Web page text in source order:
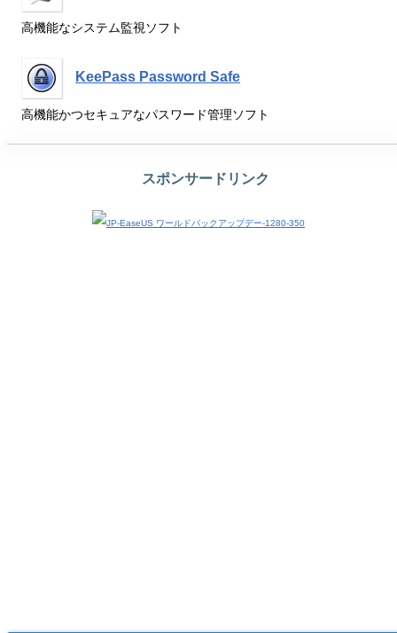
高機能なシステム監視ソフト
KeePass Password Safe
高機能かつセキュアなパスワード管理ソフト
スポンサードリンク